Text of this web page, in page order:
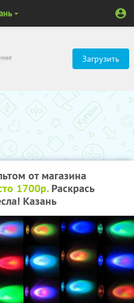
Загрузить
от магазина
1700р.Раскрась
Казань